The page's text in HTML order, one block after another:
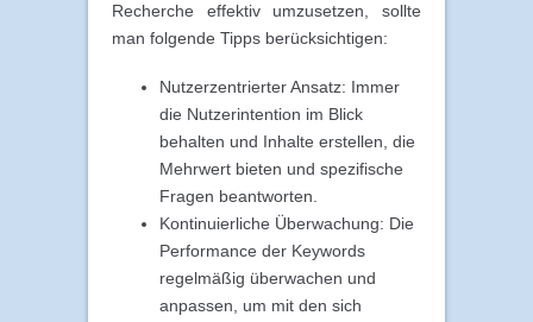
Recherche effektiv umzusetzen, sollte
man folgende Tipps berücksichtigen:
Nutzerzentrierter Ansatz: Immer
die Nutzerintention im Blick
behalten und Inhalte erstellen, die
Mehrwert bieten und spezifische
Fragen beantworten.
Kontinuierliche Überwachung: Die
Performance der Keywords
regelmäßig überwachen und
anpassen, um mit den sich